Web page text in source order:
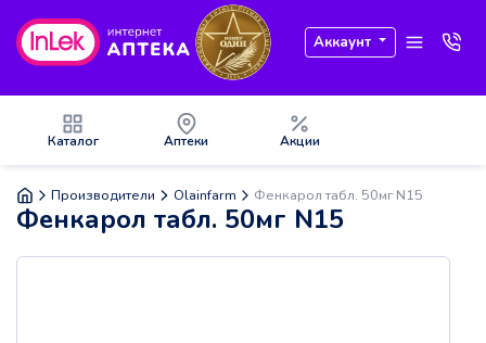
Аккаунт
Каталог Аптеки Акции
Производители Olainfarm Фенкарол табл. 50мг N15
Фенкарол табл. 50мг N15